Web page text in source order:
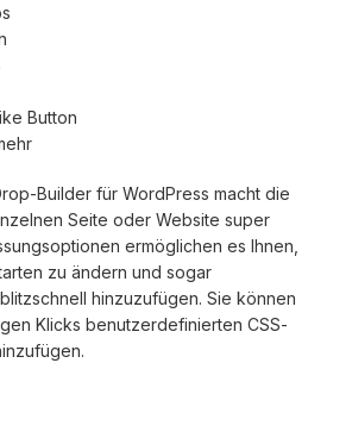
Button
Builder für WordPress macht die
Seite oder Website super
ermöglichen es Ihnen,
zu ändern und sogar
hinzuzufügen. Sie können
Klicks benutzerdefinierten CSS-